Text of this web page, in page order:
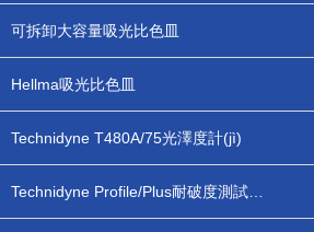
可拆卸大容量吸光比色皿
Hellma吸光比色皿
Technidyne T480A/75光澤度計(jì)